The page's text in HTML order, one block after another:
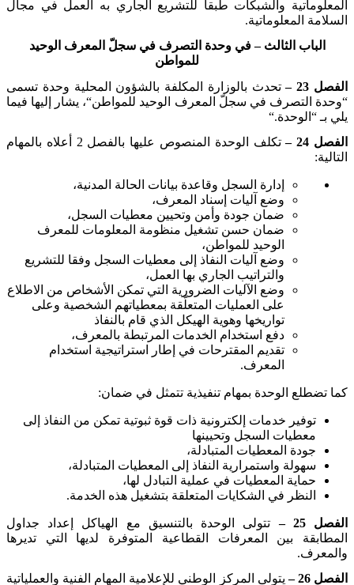
المعلوماتية والشبكات طبقا للتشريع الجاري به العمل في مجال
السلامة المعلوماتية.
الباب الثالث – في وحدة التصرف في سجلّ المعرف الوحيد
للمواطن
الفصل 23 –
تحدث بالوزارة المكلفة بالشؤون المحلية وحدة تسمى
“وحدة التصرف في سجلّ المعرف الوحيد للمواطن“، يشار إليها فيما
يلي بـ “الوحدة“.
الفصل 24 –
تكلف الوحدة المنصوص عليها بالفصل 2 أعلاه بالمهام
التالية:
إدارة السجل وقاعدة بيانات الحالة المدنية،
وضع آليات إسناد المعرف،
ضمان جودة وأمن وتحيين معطيات السجل،
ضمان حسن تشغيل منظومة المعلومات للمعرف
الوحيد للمواطن،
وضع آليات النفاذ إلى معطيات السجل وفقا للتشريع
والتراتيب الجاري بها العمل،
وضع الآليات الضرورية التي تمكن الأشخاص من الاطلاع
على العمليات المتعلّقة بمعطياتهم الشخصية وعلى
تواريخها وهوية الهيكل الذي قام بالنفاذ
دفع استخدام الخدمات المرتبطة بالمعرف،
تقديم المقترحات في إطار استراتيجية استخدام
المعرف.
كما تضطلع الوحدة بمهام تنفيذية تتمثل في ضمان:
توفير خدمات إلكترونية ذات قوة ثبوتية تمكن من النفاذ إلى
معطيات السجل وتحيينها
جودة المعطيات المتبادلة،
سهولة واستمرارية النفاذ إلى المعطيات المتبادلة،
حماية المعطيات في عملية التبادل لها،
النظر في الشكايات المتعلقة بتشغيل هذه الخدمة.
الفصل 25 –
تتولى الوحدة بالتنسيق مع الهياكل إعداد جداول
المطابقة بين المعرفات القطاعية المتوفرة لديها التي تديرها
والمعرف.
الفصل 26 –
يتولى المركز الوطني للإعلامية المهام الفنية والعملياتية